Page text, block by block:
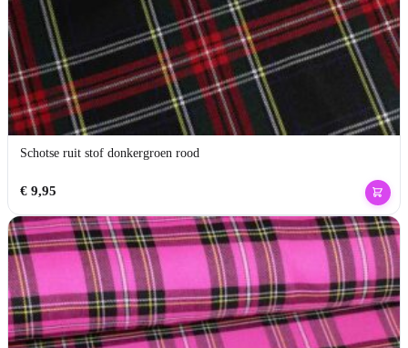
Schotse ruit stof donkergroen rood
€9,95